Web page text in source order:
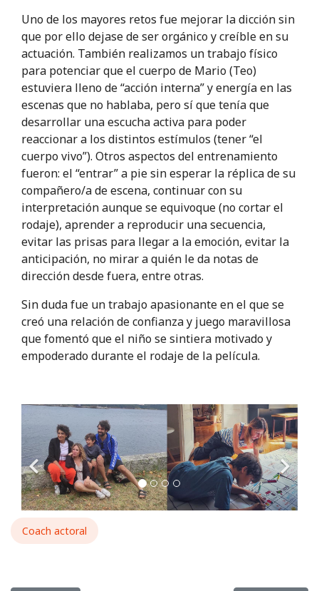
Uno de los mayores retos fue mejorar la dicción sin
que por ello dejase de ser orgánico y creíble en su
actuación. También realizamos un trabajo físico
para potenciar que el cuerpo de Mario (Teo)
estuviera lleno de “acción interna” y energía en las
escenas que no hablaba, pero sí que tenía que
desarrollar una escucha activa para poder
reaccionar a los distintos estímulos (tener “el
cuerpo vivo”). Otros aspectos del entrenamiento
fueron: el “entrar” a pie sin esperar la réplica de su
compañero/a de escena, continuar con su
interpretación aunque se equivoque (no cortar el
rodaje), aprender a reproducir una secuencia,
evitar las prisas para llegar a la emoción, evitar la
anticipación, no mirar a quién le da notas de
dirección desde fuera, entre otras.
Sin duda fue un trabajo apasionante en el que se
creó una relación de confianza y juego maravillosa
que fomentó que el niño se sintiera motivado y
empoderado durante el rodaje de la película.
Coach actoral